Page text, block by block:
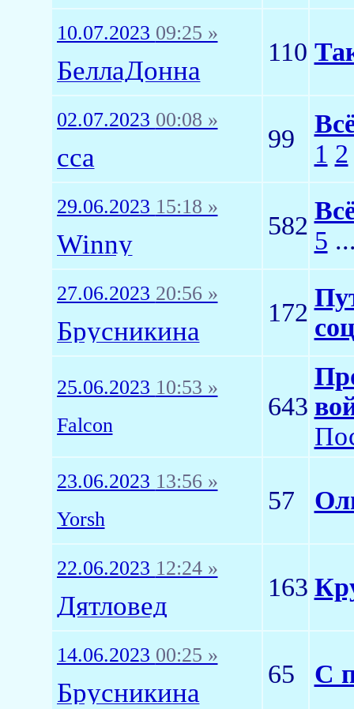
10.07.2023 09:25 »
БеллаДонна
110
02.07.2023 00:08 »
сса
99
1 2
29.06.2023 15:18 »
Winny
582
5
27.06.2023 20:56 »
Брусникина
172
25.06.2023 10:53 »
Falcon
643
23.06.2023 13:56 »
Yorsh
57
22.06.2023 12:24 »
Дятловед
163
14.06.2023 00:25 »
Брусникина
65 С